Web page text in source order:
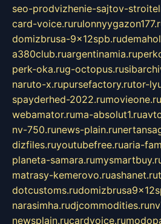
seo-prodvizhenie-sajtov-
card-voice.ru
domizbrusa-9x12spb.ru
a380club.ruargentinamia.ru
perk-oka.rug-octopus.ru
naruto-x.rupursefactory.rutor-
spayderhed-2022.rumovieone.ru
webamator.ruma-absolut1.ru
nv-750.runews-plain.ru
dizfiles.ruyoutubefree.ruaria-
planeta-samara.ru
matrasy-kemerovo.ruashanet.ru
dotcustoms.ru
narasimha.rudjcommodities.ru
newsplain.rucardvoice.ru